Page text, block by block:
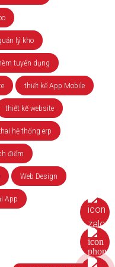
lý kho
tuyển dụng
thiết kế App Mobile
thiết kế website
hệ thống erp
điểm
Web Design
App